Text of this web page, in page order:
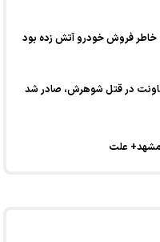
فروش خودرو آتش زده بود
در قتل شوهرش، صادر شد